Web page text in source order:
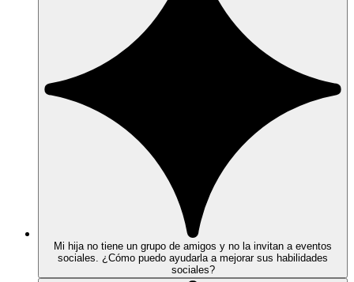
Mi hija no tiene un grupo de amigos y no la invitan a eventos
sociales. ¿Cómo puedo ayudarla a mejorar sus habilidades
sociales?